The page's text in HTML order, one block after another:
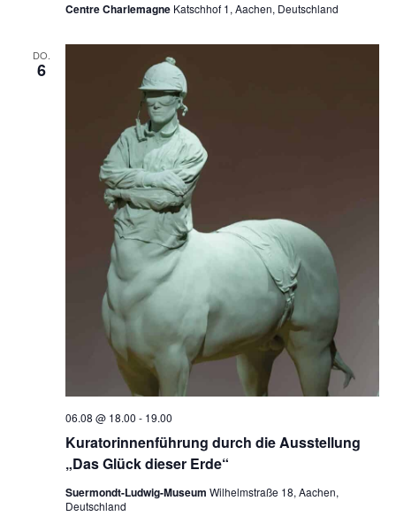
Centre Charlemagne Katschhof 1, Aachen, Deutschland
DO.
6
Kuratorinnenführung durch die Ausstellung
„Das Glück dieser Erde“
06.08 @ 18.00 - 19.00
Suermondt-Ludwig-Museum Wilhelmstraße 18, Aachen,
Deutschland